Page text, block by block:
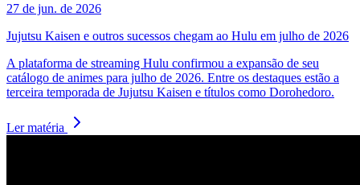
27 de jun. de 2026
Jujutsu Kaisen e outros sucessos chegam ao Hulu em julho de 2026
A plataforma de streaming Hulu confirmou a expansão de seu
catálogo de animes para julho de 2026. Entre os destaques estão a
terceira temporada de Jujutsu Kaisen e títulos como Dorohedoro.
Ler matéria